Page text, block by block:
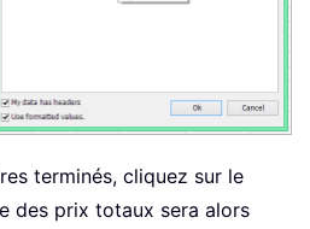
terminés, cliquez sur le
des prix totaux sera alors